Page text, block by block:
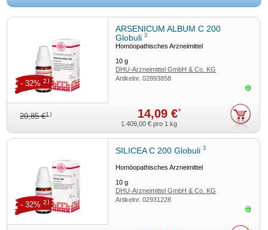
ARSENICUM ALBUM C 200
Globuli3
Homöopathisches Arzneimittel
10g
DHU-Arzneimittel GmbH & Co. KG
Artikelnr.02893858
20,85 €1) 14,09 €*
- 32% 2)
1.409,00 € pro 1 kg
SILICEA C 200 Globuli3
Homöopathisches Arzneimittel
10g
DHU-Arzneimittel GmbH & Co. KG
Artikelnr.02931228
- 32% 2)